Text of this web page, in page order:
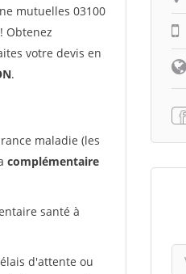
mutuelles 03100
Obtenez
votre devis en
.
maladie (les
complémentaire
santé à
d'attente ou